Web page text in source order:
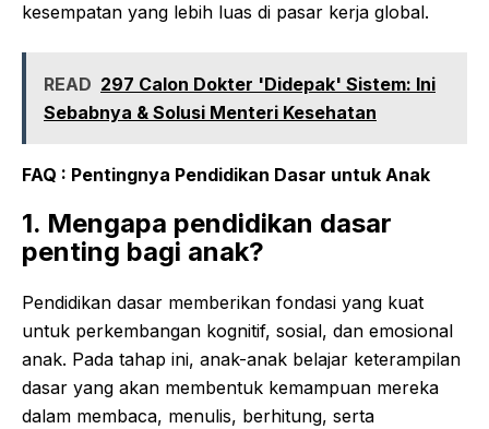
kesempatan yang lebih luas di pasar kerja global.
READ 297 Calon Dokter 'Didepak' Sistem: Ini
Sebabnya & Solusi Menteri Kesehatan
FAQ : Pentingnya Pendidikan Dasar untuk Anak
1. Mengapa pendidikan dasar
penting bagi anak?
Pendidikan dasar memberikan fondasi yang kuat
untuk perkembangan kognitif, sosial, dan emosional
anak. Pada tahap ini, anak-anak belajar keterampilan
dasar yang akan membentuk kemampuan mereka
dalam membaca, menulis, berhitung, serta